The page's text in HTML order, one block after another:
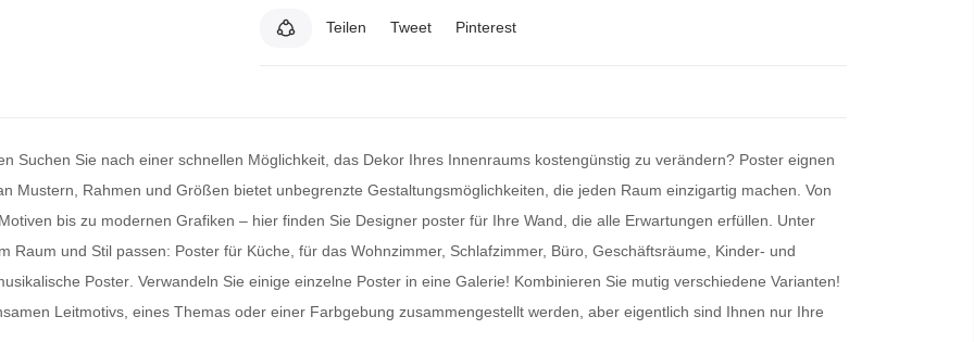
Teilen Tweet Pinterest
Suchen Sie nach einer schnellen Möglichkeit, das Dekor Ihres Innenraums kostengünstig zu verändern? Poster eignen
Mustern, Rahmen und Größen bietet unbegrenzte Gestaltungsmöglichkeiten, die jeden Raum einzigartig machen. Von
bis zu modernen Grafiken – hier finden Sie Designer poster für Ihre Wand , die alle Erwartungen erfüllen. Unter
Raum und Stil passen: Poster für Küche , für das Wohnzimmer, Schlafzimmer, Büro, Geschäftsräume, Kinder- und
Poster . Verwandeln Sie einige einzelne Poster in eine Galerie! Kombinieren Sie mutig verschiedene Varianten!
Leitmotivs, eines Themas oder einer Farbgebung zusammengestellt werden, aber eigentlich sind Ihnen nur Ihre